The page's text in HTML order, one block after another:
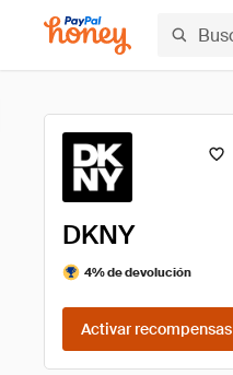
DKNY
4% de devolución
Activar recompensas